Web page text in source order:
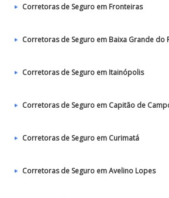
Corretoras de Seguro em Fronteiras
Corretoras de Seguro em Baixa Grande do
Corretoras de Seguro em Itainópolis
Corretoras de Seguro em Capitão de
Corretoras de Seguro em Curimatá
Corretoras de Seguro em Avelino Lopes